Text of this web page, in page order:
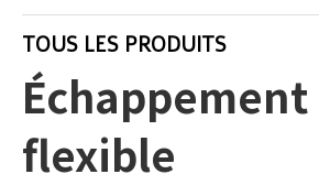
TOUS LES PRODUITS
Échappement
flexible